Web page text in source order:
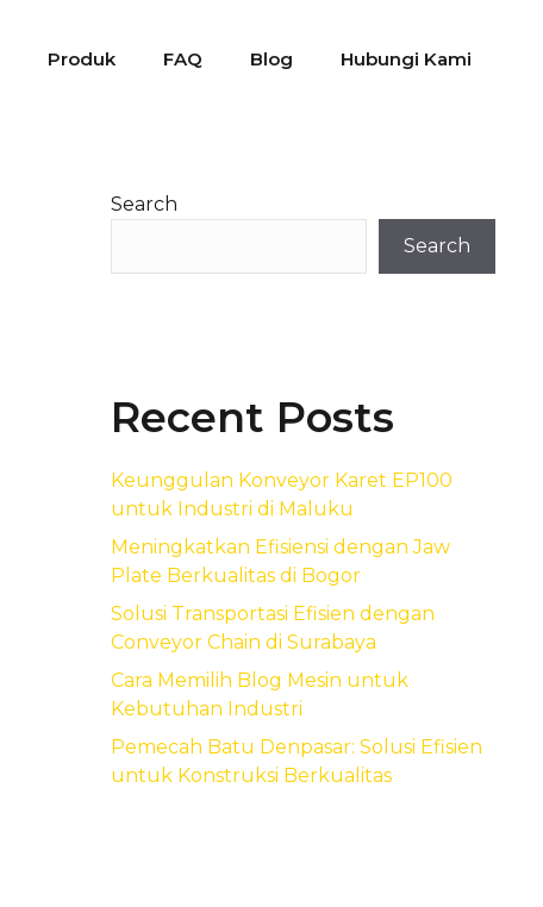
Produk FAQ Blog Hubungi Kami
Search
Search
Recent Posts
Keunggulan Konveyor Karet EP100
untuk Industri di Maluku
Meningkatkan Efisiensi dengan Jaw
Plate Berkualitas di Bogor
Solusi Transportasi Efisien dengan
Conveyor Chain di Surabaya
Cara Memilih Blog Mesin untuk
Kebutuhan Industri
Pemecah Batu Denpasar: Solusi Efisien
untuk Konstruksi Berkualitas